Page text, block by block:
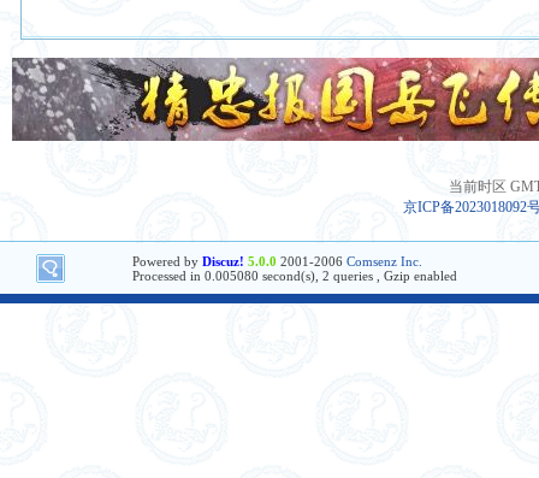
当前时区
京ICP备2023018092
Powered by Discuz! 5.0.0 2001-2006 Comsenz Inc.
Processed in 0.005080 second(s), 2 queries , Gzip enabled